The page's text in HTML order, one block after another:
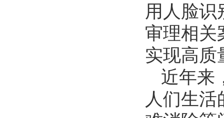
用人脸识
审理相关
实现高质
近年来
人们生